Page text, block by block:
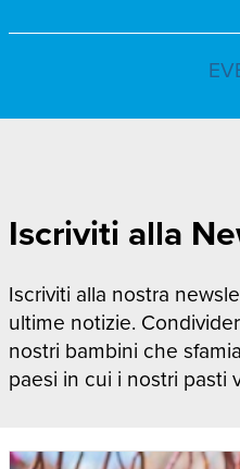
Iscriviti alla
Iscriviti alla nostra
ultime notizie.
nostri bambini che
paesi in cui i nostri pasti